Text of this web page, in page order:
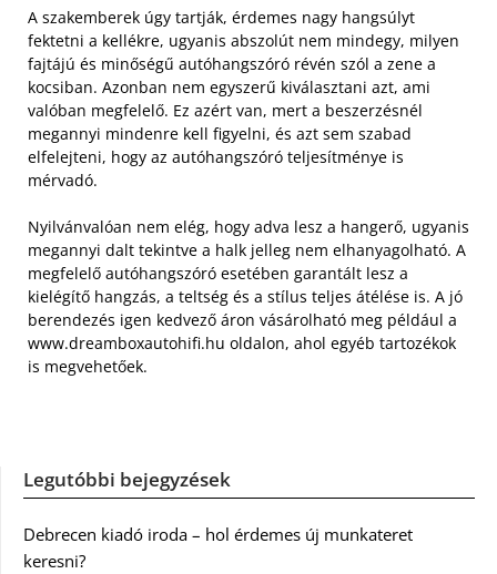
A szakemberek úgy tartják, érdemes nagy hangsúlyt
fektetni a kellékre, ugyanis abszolút nem mindegy, milyen
fajtájú és minőségű autóhangszóró révén szól a zene a
kocsiban. Azonban nem egyszerű kiválasztani azt, ami
valóban megfelelő. Ez azért van, mert a beszerzésnél
megannyi mindenre kell figyelni, és azt sem szabad
elfelejteni, hogy az autóhangszóró teljesítménye is
mérvadó.
Nyilvánvalóan nem elég, hogy adva lesz a hangerő, ugyanis
megannyi dalt tekintve a halk jelleg nem elhanyagolható. A
megfelelő autóhangszóró esetében garantált lesz a
kielégítő hangzás, a teltség és a stílus teljes átélése is. A jó
berendezés igen kedvező áron vásárolható meg például a
www.dreamboxautohifi.hu oldalon, ahol egyéb tartozékok
is megvehetőek.
Legutóbbi bejegyzések
Debrecen kiadó iroda – hol érdemes új munkateret
keresni?